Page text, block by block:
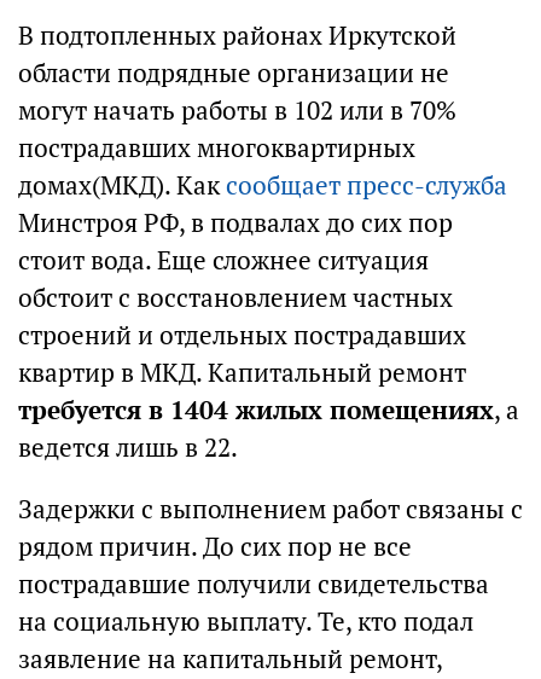
В подтопленных районах Иркутской
области подрядные организации не
могут начать работы в 102 или в 70%
пострадавших многоквартирных
домах(МКД). Каксообщает пресс-служба
Минстроя РФ, в подвалах до сих пор
стоит вода. Еще сложнее ситуация
обстоит с восстановлением частных
строений и отдельных пострадавших
квартир в МКД. Капитальный ремонт
требуется в 1404 жилых помещениях, а
ведется лишь в 22.
Задержки с выполнением работ связаны с
рядом причин. До сих пор не все
пострадавшие получили свидетельства
на социальную выплату. Те, кто подал
заявление на капитальный ремонт,